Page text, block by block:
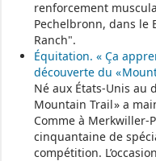
Il est mis à
Le sitehttps://monenfant.fr/
des
- - - - -
renforcement
Pechelbronn, dans le
Ranch".
Équitation. « Ça
découverte du «
Né aux États-Unis au
Mountain Trail » a
Comme à Merkwiller-
cinquantaine de
compétition.